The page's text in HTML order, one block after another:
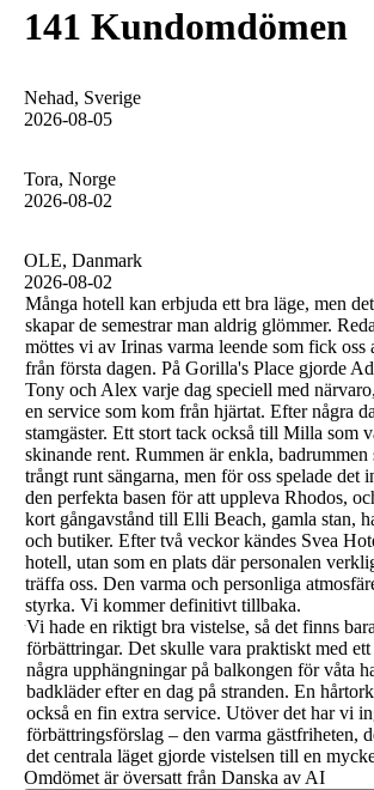
141 Kundomdömen
Nehad, Sverige
2026-08-05
Tora, Norge
2026-08-02
OLE, Danmark
2026-08-02
Många hotell kan erbjuda ett bra läge, men
skapar de semestrar man aldrig glömmer.
möttes vi av Irinas varma leende som fick oss
från första dagen. På Gorilla's Place gjorde
Tony och Alex varje dag speciell med
en service som kom från hjärtat. Efter några
stamgäster. Ett stort tack också till Milla som
skinande rent. Rummen är enkla, badrummen
trångt runt sängarna, men för oss spelade det
den perfekta basen för att uppleva Rhodos,
kort gångavstånd till Elli Beach, gamla stan,
och butiker. Efter två veckor kändes Svea
hotell, utan som en plats där personalen
träffa oss. Den varma och personliga
styrka. Vi kommer definitivt tillbaka.
Vi hade en riktigt bra vistelse, så det finns
förbättringar. Det skulle vara praktiskt med
några upphängningar på balkongen för våta
badkläder efter en dag på stranden. En
också en fin extra service. Utöver det har vi
förbättringsförslag – den varma gästfriheten,
det centrala läget gjorde vistelsen till en
Omdömet är översatt från Danska av AI